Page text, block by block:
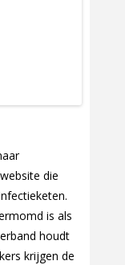
die
is als
houdt
krijgen de